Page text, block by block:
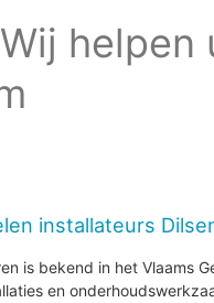
helpen
installateurs
is bekend in het Vlaams
en